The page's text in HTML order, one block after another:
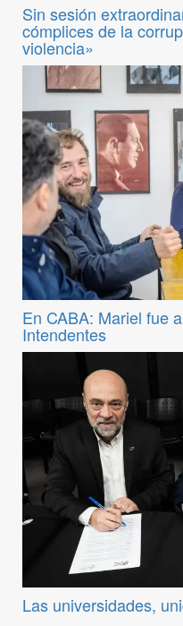
Sin sesión
cómplices de la
violencia»
En CABA: Mariel fue
Intendentes
Las universidades,